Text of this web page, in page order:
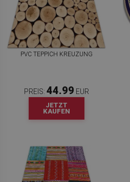
PVC TEPPICH KREUZUNG
PREIS: 44.99 EUR
JETZT
KAUFEN